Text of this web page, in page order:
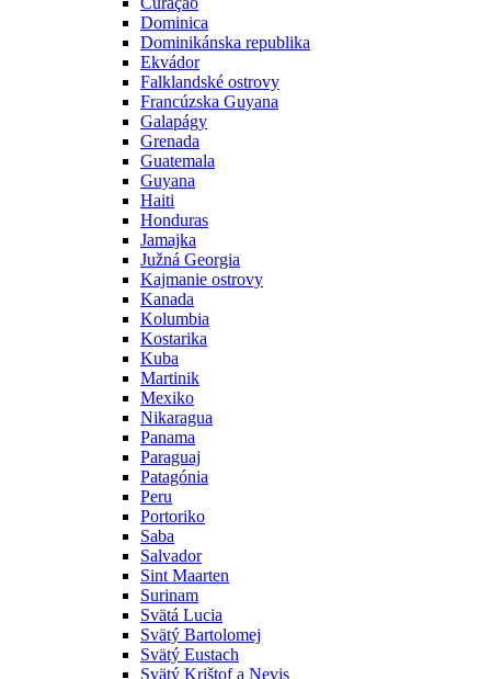
Dominica
Dominikánska republika
Ekvádor
Falklandské ostrovy
Francúzska Guyana
Galapágy
Grenada
Guatemala
Guyana
Haiti
Honduras
Jamajka
Južná Georgia
Kajmanie ostrovy
Kanada
Kolumbia
Kostarika
Kuba
Martinik
Mexiko
Nikaragua
Panama
Paraguaj
Patagónia
Peru
Portoriko
Saba
Salvador
Sint Maarten
Surinam
Svätá Lucia
Svätý Bartolomej
Svätý Eustach
Svätý Krištof a Nevis